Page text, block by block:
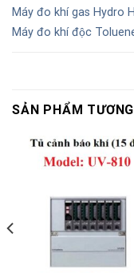
Máy đo khí gas Hydro
Máy đo khí độc
SẢN PHẨM